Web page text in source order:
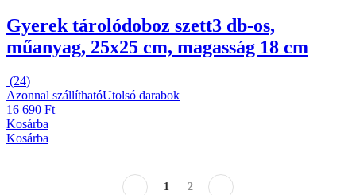
Gyerek tárolódoboz szett3 db-os,
műanyag, 25x25 cm, magasság 18 cm
(24)
Azonnal szállíthatóUtolsó darabok
16 690 Ft
Kosárba
Kosárba
1 2